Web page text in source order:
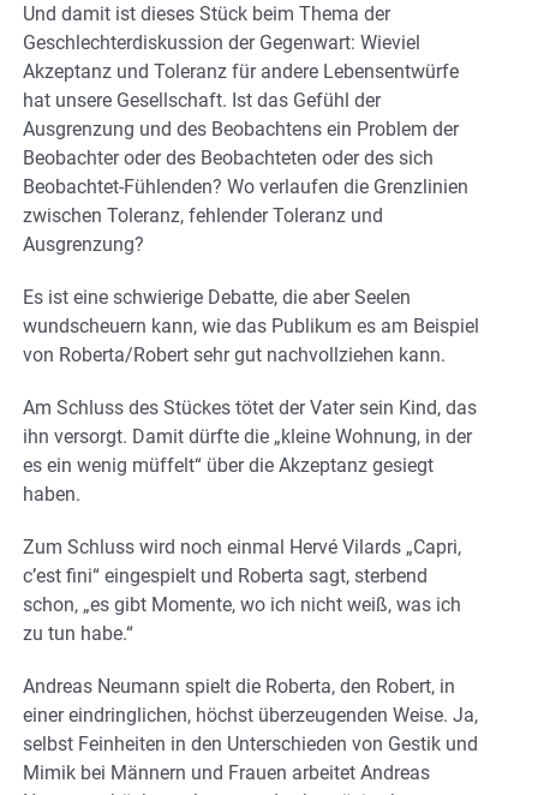
Und damit ist dieses Stück beim Thema der
Geschlechterdiskussion der Gegenwart: Wieviel
Akzeptanz und Toleranz für andere Lebensentwürfe
hat unsere Gesellschaft. Ist das Gefühl der
Ausgrenzung und des Beobachtens ein Problem der
Beobachter oder des Beobachteten oder des sich
Beobachtet-Fühlenden? Wo verlaufen die Grenzlinien
zwischen Toleranz, fehlender Toleranz und
Ausgrenzung?
Es ist eine schwierige Debatte, die aber Seelen
wundscheuern kann, wie das Publikum es am Beispiel
von Roberta/Robert sehr gut nachvollziehen kann.
Am Schluss des Stückes tötet der Vater sein Kind, das
ihn versorgt. Damit dürfte die „kleine Wohnung, in der
es ein wenig müffelt“ über die Akzeptanz gesiegt
haben.
Zum Schluss wird noch einmal Hervé Vilards „Capri,
c’est fini“ eingespielt und Roberta sagt, sterbend
schon, „es gibt Momente, wo ich nicht weiß, was ich
zu tun habe.“
Andreas Neumann spielt die Roberta, den Robert, in
einer eindringlichen, höchst überzeugenden Weise. Ja,
selbst Feinheiten in den Unterschieden von Gestik und
Mimik bei Männern und Frauen arbeitet Andreas